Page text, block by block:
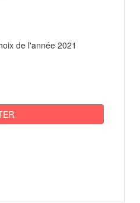
de l'année 2021